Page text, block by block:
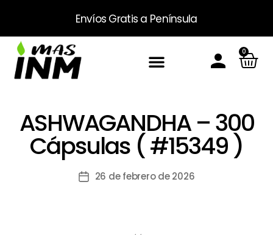
Envíos Gratis a Península
0
ASHWAGANDHA – 300
Cápsulas ( #15349 )
26 de febrero de 2026